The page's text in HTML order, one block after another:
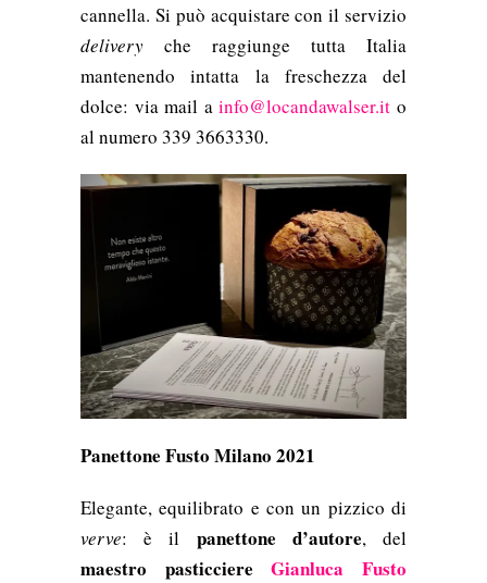
cannella. Si può acquistarecon il servizio
delivery che raggiunge tutta Italia
mantenendo intatta la freschezza del
dolce: via mail ainfo@locandawalser.it o
al numero 339 3663330.
Panettone Fusto Milano 2021
Elegante, equilibrato e con un pizzico di
verve: è il panettone d’autore, del
maestro pasticciereGianluca Fusto